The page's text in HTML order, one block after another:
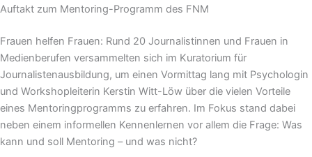
Auftakt zum Mentoring-Programm des FNM
Frauen helfen Frauen: Rund 20 Journalistinnen und Frauen in
Medienberufen versammelten sich im Kuratorium für
Journalistenausbildung, um einen Vormittag lang mit Psychologin
und Workshopleiterin Kerstin Witt-Löw über die vielen Vorteile
eines Mentoringprogramms zu erfahren. Im Fokus stand dabei
neben einem informellen Kennenlernen vor allem die Frage: Was
kann und soll Mentoring – und was nicht?